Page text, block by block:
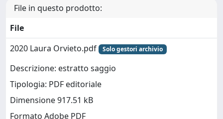
File in questo prodotto:
File
2020 Laura Orvieto.pdf
Solo gestori archivio
Descrizione: estratto saggio
Tipologia: PDF editoriale
Dimensione 917.51 kB
Formato Adobe PDF